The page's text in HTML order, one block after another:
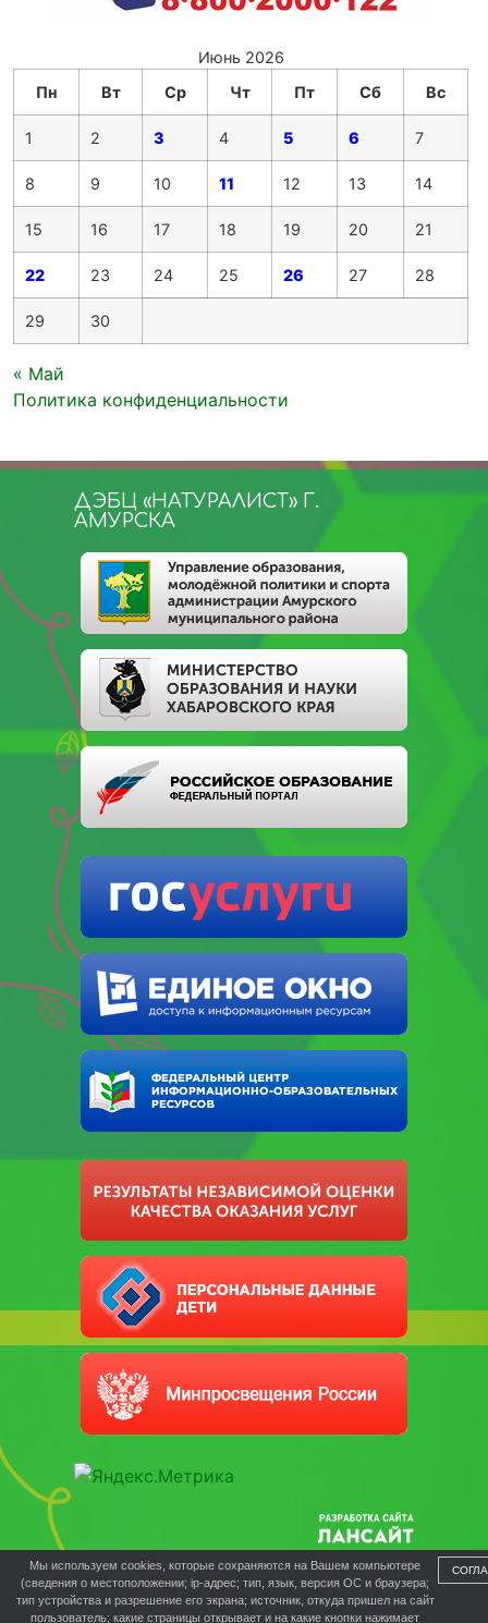
Июнь 2026
Пн
Вт Ср Чт Пт Сб Вс
1 2 3 4 5 6 7
8 9 10 11 12 13 14
15 16 17 18 19 20 21
22 23 24 25 26 27 28
29 30
« Май
Политика конфиденциальности
ДЭБЦ «НАТУРАЛИСТ» Г.
АМУРСКА
Мы используем cookies, которые сохраняются на Вашем компьютере
(сведения о местоположении; ip-адрес; тип, язык, версия ОС и браузера;
тип устройства и разрешение его экрана; источник, откуда пришел на сайт
пользователь; какие страницы открывает и на какие кнопки нажимает